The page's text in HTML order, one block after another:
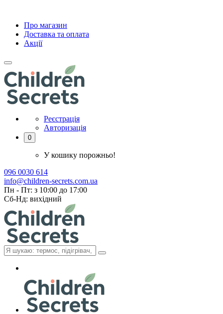
Про магазин
Доставка та оплата
Акції
Реєстрація
Авторизація
0
У кошику порожньо!
096 0030 614
info@children-secrets.com.ua
Пн - Пт: з 10:00 до 17:00
Сб-Нд: вихідний